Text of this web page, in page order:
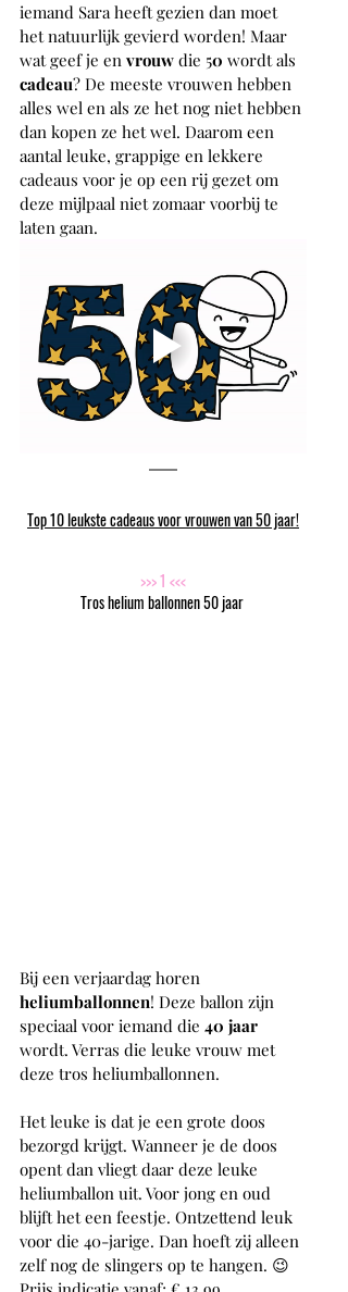
iemand Sara heeft gezien dan moet
het natuurlijk gevierd worden! Maar
wat geef je en vrouw die 50 wordt als
cadeau? De meeste vrouwen hebben
alles wel en als ze het nog niet hebben
dan kopen ze het wel. Daarom een
aantal leuke, grappige en lekkere
cadeaus voor je op een rij gezet om
deze mijlpaal niet zomaar voorbij te
laten gaan.
Top 10 leukste cadeaus voor vrouwen van 50 jaar!
>>> 1 <<<
Tros helium ballonnen 50 jaar
Bij een verjaardag horen
heliumballonnen! Deze ballon zijn
speciaal voor iemand die 40 jaar
wordt. Verras die leuke vrouw met
deze tros heliumballonnen.
Het leuke is dat je een grote doos
bezorgd krijgt. Wanneer je de doos
opent dan vliegt daar deze leuke
heliumballon uit. Voor jong en oud
blijft het een feestje. Ontzettend leuk
voor die 40-jarige. Dan hoeft zij alleen
zelf nog de slingers op te hangen. 😉